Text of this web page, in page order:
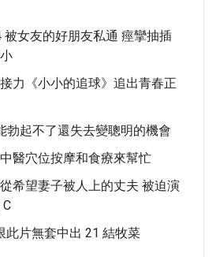
被女友的好朋友私通 痙攣抽插
力《小小的追球》追出青春正
勃起不了還失去變聰明的機會
醫穴位按摩和食療來幫忙
希望妻子被人上的丈夫 被迫演
此片無套中出 21 結牧菜